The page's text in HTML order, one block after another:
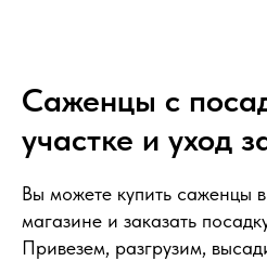
Саженцы с
участке и уход
Вы можете купить саженцы
магазине и заказать
Привезем, разгрузим,